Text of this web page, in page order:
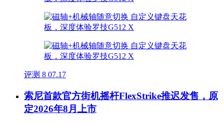
评测 8 07.17
索尼首款官方街机摇杆FlexStrike推迟发售，原
定2026年8月上市